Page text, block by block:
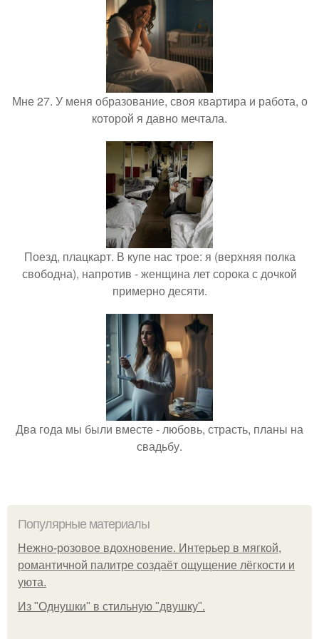
Мне 27. У меня образование, своя квартира и работа, о
которой я давно мечтала.
Поезд, плацкарт. В купе нас трое: я (верхняя полка
свободна), напротив - женщина лет сорока с дочкой
примерно десяти.
Два года мы были вместе - любовь, страсть, планы на
свадьбу.
Популярные материалы
Нежно-розовое вдохновение. Интерьер в мягкой,
романтичной палитре создаёт ощущение лёгкости и
уюта.
Из "Однушки" в стильную "двушку".